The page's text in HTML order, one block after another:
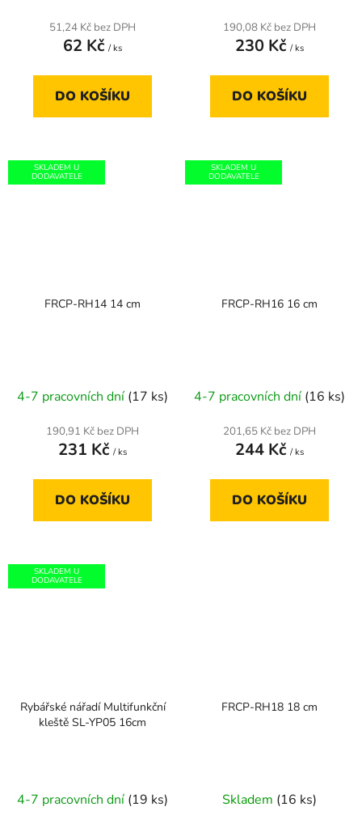
51,24 Kč bez DPH
62 Kč / ks
DO KOŠÍKU
190,08 Kč bez DPH
230 Kč / ks
DO KOŠÍKU
SKLADEM U
DODAVATELE
FRCP-RH14 14 cm
4-7 pracovních dní (17 ks)
190,91 Kč bez DPH
231 Kč / ks
DO KOŠÍKU
SKLADEM U
DODAVATELE
FRCP-RH16 16 cm
4-7 pracovních dní (16 ks)
201,65 Kč bez DPH
244 Kč / ks
DO KOŠÍKU
SKLADEM U
DODAVATELE
Rybářské nářadí Multifunkční
kleště SL-YP05 16cm
4-7 pracovních dní (19 ks)
FRCP-RH18 18 cm
Skladem (16 ks)